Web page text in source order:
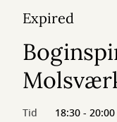
Expired
Tid
18:30 - 20:00